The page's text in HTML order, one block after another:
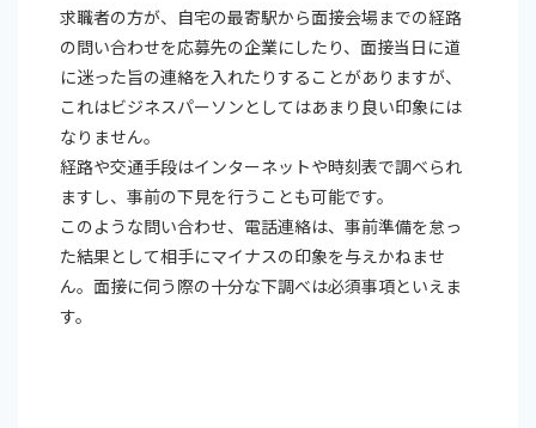
求職者の方が、自宅の最寄駅から面接会場までの経路
の問い合わせを応募先の企業にしたり、面接当日に道
に迷った旨の連絡を入れたりすることがありますが、
これはビジネスパーソンとしてはあまり良い印象には
なりません。
経路や交通手段はインターネットや時刻表で調べられ
ますし、事前の下見を行うことも可能です。
このような問い合わせ、電話連絡は、事前準備を怠っ
た結果として相手にマイナスの印象を与えかねませ
ん。面接に伺う際の十分な下調べは必須事項といえま
す。